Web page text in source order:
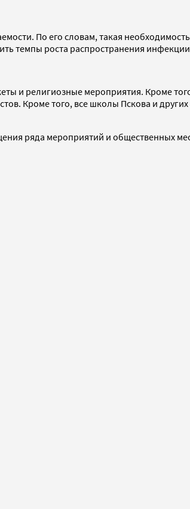
По его словам, такая
темпы роста распространения
и религиозные мероприятия. Кроме
Кроме того, все школы Пскова и
ряда мероприятий и общественных